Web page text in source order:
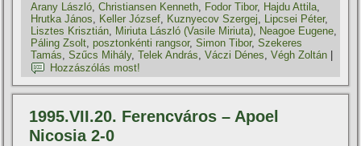
Arany László,Christiansen Kenneth, Fodor Tibor, Hajdu Attila,
Hrutka János, Keller József, Kuznyecov Szergej, Lipcsei Péter,
Lisztes Krisztián, Miriuta László (Vasile Miriuta), Neagoe Eugene,
Páling Zsolt,posztonkénti rangsor,Simon Tibor,Szekeres
Tamás,Szűcs Mihály,Telek András,Váczi Dénes,Végh Zoltán
Hozzászólás most!
1995.VII.20. Ferencváros – Apoel
Nicosia 2-0